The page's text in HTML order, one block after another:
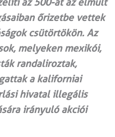
az 500-at az elmúlt
őrizetbe vettek
csütörtökön. Az
melyeken mexikói,
randaliroztak,
a kaliforniai
hivatal illegális
irányuló akciói